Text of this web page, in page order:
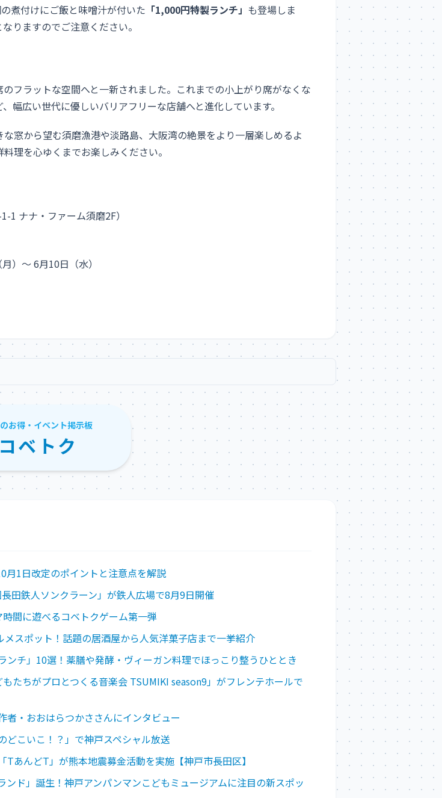
煮付けにご飯と味噌汁が付いた 「1,000円特製ランチ」 も登場しま
りますのでご注意ください。
フラットな空間へと一新されました。これまでの小上がり席がなくな
幅広い世代に優しいバリアフリーな店舗へと進化しています。
窓から望む須磨漁港や淡路島、大阪湾の絶景をより一層楽しめるよ
理を心ゆくまでお楽しみください。
1 ナナ・ファーム須磨2F）
）～ 6月10日（水）
お得・イベント掲示板
コベトク
1日改定のポイントと注意点を解説
田鉄人ソンクラーン」が鉄人広場で8月9日開催
間に遊べるコベトクゲーム第一弾
メスポット！話題の居酒屋から人気洋菓子店まで一挙紹介
チ」10選！薬膳や発酵・ヴィーガン料理でほっこり整うひととき
たちがプロとつくる音楽会 TSUMIKI season9」がフレンテホールで
者・おおはらつかささんにインタビュー
どこいこ！？」で神戸スペシャル放送
あんどT」が熊本地震募金活動を実施【神戸市長田区】
ンド」誕生！神戸アンパンマンこどもミュージアムに注目の新スポッ